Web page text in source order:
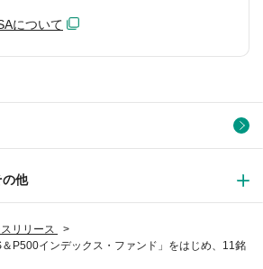
リリース
＆P500インデックス・ファンド」をはじめ、11銘
について
の他